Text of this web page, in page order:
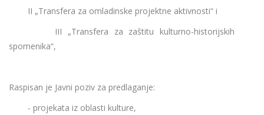
II „Transfera za omladinske projektne aktivnosti“ i
III „Transfera za zaštitu kulturno-historijskih
spomenika“,
Raspisan je Javni poziv za predlaganje:
- projekata iz oblasti kulture,